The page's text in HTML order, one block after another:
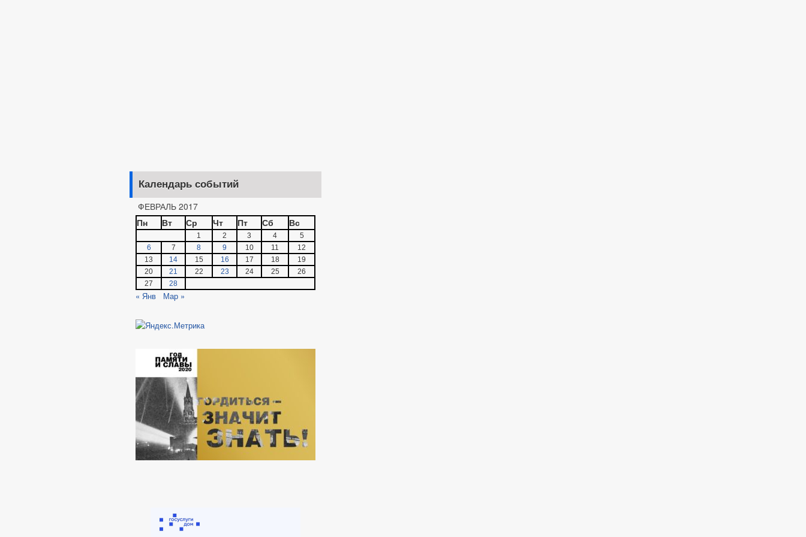
Календарь событий
ФЕВРАЛЬ 2017
Пн
Вт Ср Чт Пт Сб Вс
1 2 3 4
5
6
7 8 9 10 11
12
13
14 15 16 17 18
19
20
21 22 23 24 25
26
27
28
« Янв Мар »